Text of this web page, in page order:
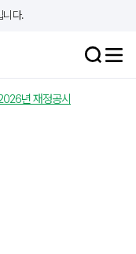
니다.
년 재정공시